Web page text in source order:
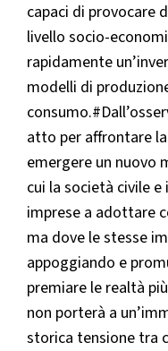
capaci di provocare
livello socio-
rapidamente
modelli di
atto per affrontare
emergere un nuovo
cui la società civile
imprese a adottare
ma dove le stesse
appoggiando e
premiare le realtà
non porterà a
storica tensione tra